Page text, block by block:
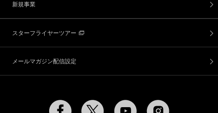
新規事業
スターフライヤーツアー
メールマガジン配信設定
Facebook Twitter YouTube Instagram